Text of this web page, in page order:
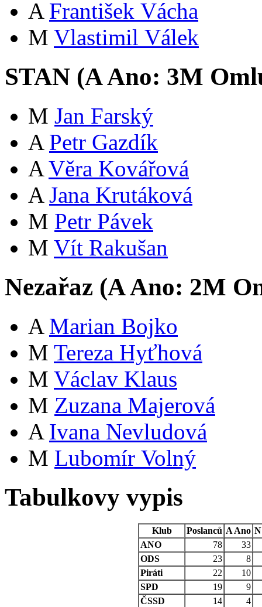
A František Vácha
M Vlastimil Válek
STAN (AAno: 3M
M Jan Farský
A Petr Gazdík
A Věra Kovářová
A Jana Krutáková
M Petr Pávek
M Vít Rakušan
Nezařaz (AAno: 2M
A Marian Bojko
M Tereza Hyťhová
M Václav Klaus
M Zuzana Majerová
A Ivana Nevludová
M Lubomír Volný
Tabulkovy vypis
Klub Poslanců A Ano N
ANO
78
33
ODS
23
8
Piráti
22
10
SPD
19
9
ČSSD
14
4